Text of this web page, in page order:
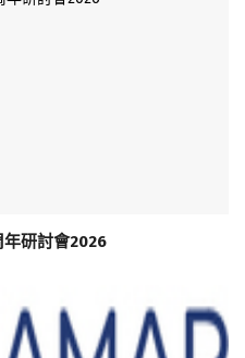
研討會2026